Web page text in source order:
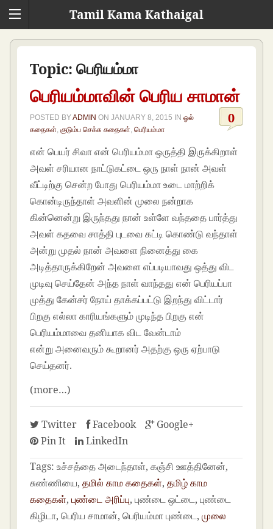
Tamil Kama Kathaigal
Topic: பெரியம்மா
பெரியம்மாவின் பெரிய சாமான்
0
POSTED BYADMIN ONJANUARY 8, 2015 INஓல்
கதைகள் ,குடும்ப செக்சு கதைகள் ,பெரியம்மா
என் பெயர் சிவா என் பெரியம்மா ஒருத்தி இருக்கிறாள்
அவள் சரியான நாட்டுகட்டை ஒரு நாள் நான் அவள்
வீட்டிற்கு சென்ற போது பெரியம்மா உடை மாற்றிக்
கொன்டிருந்தாள் அவளின் முலை நன்றாக
கின்னென்று இருந்தது நான் உள்ளே வந்ததை பார்த்து
அவள் கதவை சாத்தி புடவை கட்டி கொண்டு வந்தாள்
அன்று முதல் நான் அவளை நினைத்து கை
அடித்தாருக்கிறேன் அவளை எப்படியாவது ஒத்து விட
முடிவு செய்தேன் அந்த நாள் வாந்தது என் பெரியப்பா
முத்து கேன்சர் நோய் தாக்கப்பட்டு இறந்து விட்டார்
பிறகு எல்லா காரியங்களும் முடிந்த பிறகு என்
பெரியம்மாவை தனியாக விட வேன்டாம்
என்று அனைவரும் கூறானர் அதற்கு ஒரு ஏற்பாடு
செய்தனர்.
(more…)
Twitter Facebook
Google+
Pin It
LinkedIn
Tags: உச்சத்தை அடைந்தாள், கஞ்சி ஊத்தினேன்,
சுண்ணியை,தமில் காம கதைகள்,தமிழ் காம
கதைகள்,புண்டை அரிப்பு, புண்டை ஒட்டை, புண்டை
கிழிடா, பெரிய சாமான், பெரியம்மா புண்டை,முலை